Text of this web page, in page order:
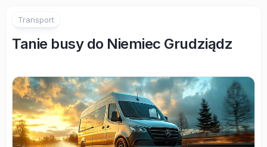
Transport
Tanie busy do Niemiec Grudziądz